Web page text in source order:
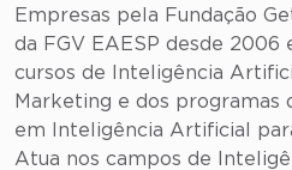
Empresas pela Fundação
da FGV EAESP desde 2006
cursos de Inteligência
Marketing e dos programas
em Inteligência Artificial
Atua nos campos de